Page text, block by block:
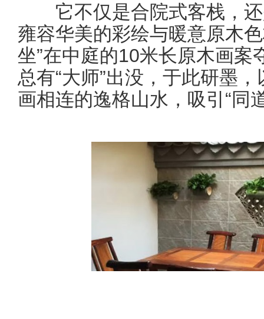
它不仅是合院式客栈，还
雍容华美的彩绘与暖意原木
坐”在中庭的10米长原木画案
总有“大师”出没，于此研墨
画相连的逸格山水，吸引“同